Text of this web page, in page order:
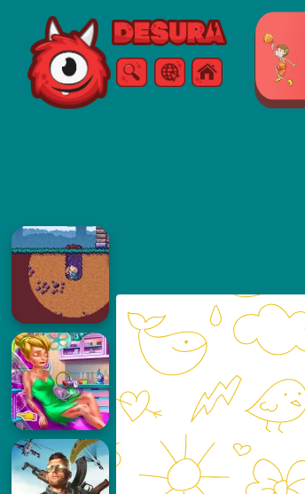
Free Online Games
ZoekenMenu